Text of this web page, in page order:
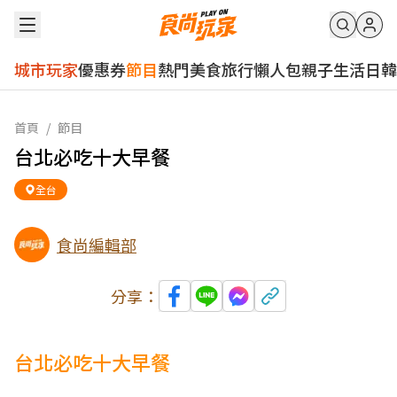
城市玩家優惠券節目熱門美食旅行懶人包親子生活日韓
首頁 / 節目
台北必吃十大早餐
全台
食尚編輯部
分享：
台北必吃十大早餐